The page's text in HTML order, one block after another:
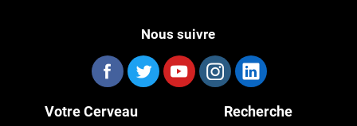
Nous suivre
Votre Cerveau Recherche